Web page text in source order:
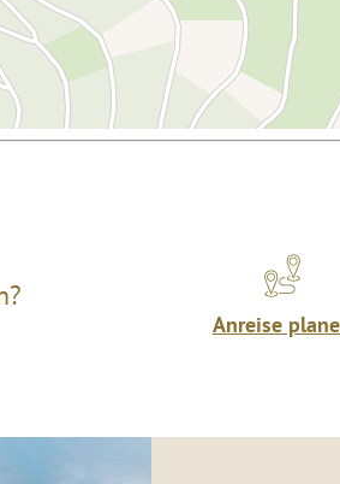
Anreise